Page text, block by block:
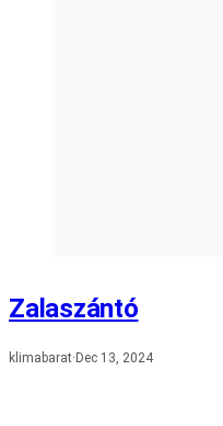
Zalaszántó
klimabarat· Dec 13, 2024